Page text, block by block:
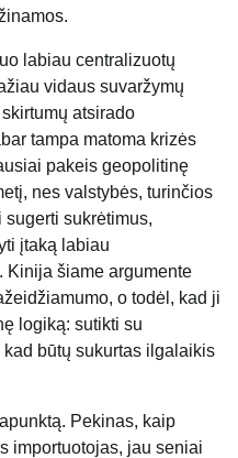
labiau centralizuotų
vidaus suvaržymų
atsirado
tampa matoma krizės
pakeis geopolitinę
nes valstybės, turinčios
sukrėtimus,
įtaką labiau
Kinija šiame argumente
o todėl, kad ji
logiką: sutikti su
būtų sukurtas ilgalaikis
Pekinas, kaip
importuotojas, jau seniai